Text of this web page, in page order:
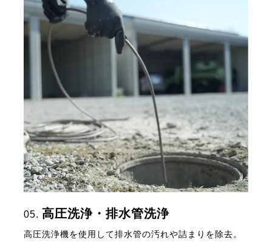
05. 高圧洗浄・排水管洗浄
高圧洗浄機を使用して排水管の汚れや詰まりを除去。